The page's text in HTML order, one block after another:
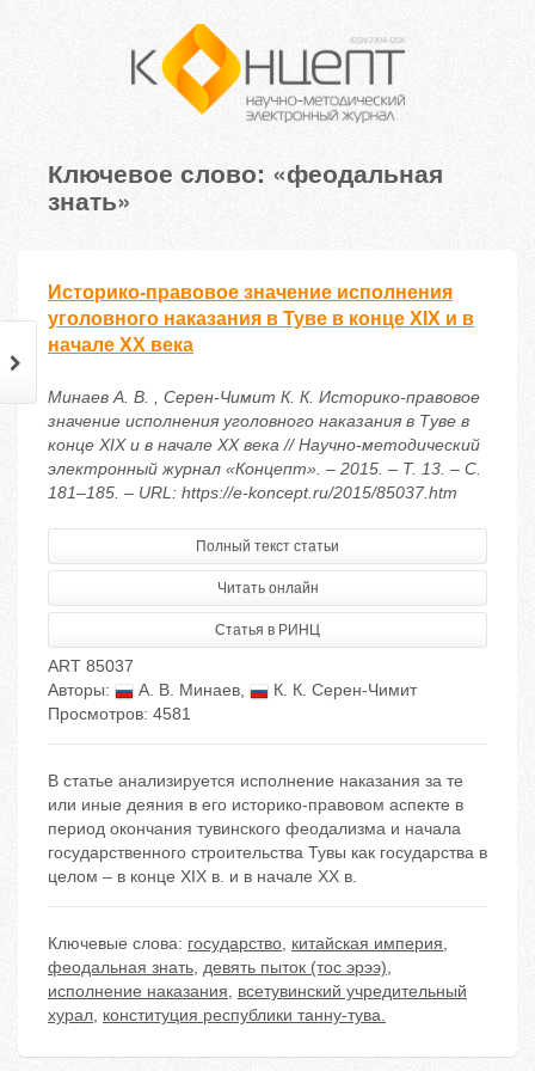
Ключевое слово: «феодальная
знать»
Историко-правовое значение исполнения
уголовного наказания в Туве в конце XIX и в
начале XX века
Минаев А. В. , Серен-Чимит К. К. Историко-правовое
значение исполнения уголовного наказания в Туве в
конце XIX и в начале XX века // Научно-методический
электронный журнал «Концепт». – 2015. – Т. 13. – С.
181–185. – URL: https://e-koncept.ru/2015/85037.htm
Полный текст статьи
Читать онлайн
Статья в РИНЦ
ART 85037
Авторы:
А. В. Минаев,
К. К. Серен-Чимит
Просмотров: 4581
В статье анализируется исполнение наказания за те
или иные деяния в его историко-правовом аспекте в
период окончания тувинского феодализма и начала
государственного строительства Тувы как государства в
целом – в конце XIX в. и в начале XX в.
Ключевые слова: государство, китайская империя,
феодальная знать, девять пыток (тос эрээ),
исполнение наказания, всетувинский учредительный
хурал, конституция республики танну-тува.